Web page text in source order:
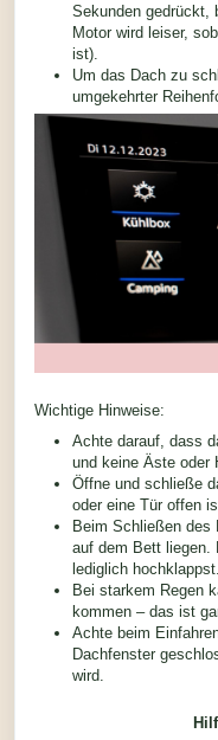
Sekunden gedrückt,
Motor wird leiser,
ist).
Um das Dach zu
umgekehrter
Wichtige Hinweise:
Achte darauf, dass
und keine Äste oder
Öffne und schließe
oder eine Tür offen
Beim Schließen des
auf dem Bett liegen.
lediglich hochklappst.
Bei starkem Regen
kommen – das ist
Achte beim
Dachfenster
wird.